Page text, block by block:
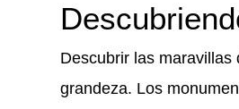
Descubrir las
grandeza. Los